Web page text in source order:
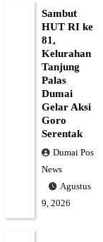
Sambut
HUT RI ke
81,
Kelurahan
Tanjung
Palas
Dumai
Gelar Aksi
Goro
Serentak
Dumai Pos
News
Agustus
9, 2026